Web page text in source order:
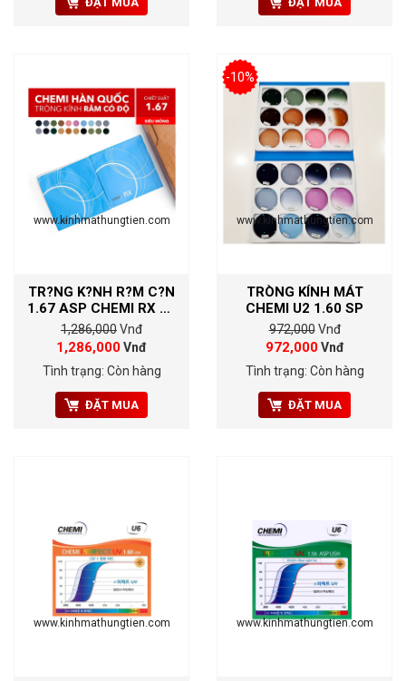
www.kinhmathungtien.com
TR?NG K?NH R?M C?N
1.67 ASP CHEMI RX U2
TINT
1,286,000Vnđ
1,286,000Vnđ
Tình trạng: Còn hàng
ĐẶT MUA
www.kinhmathungtien.com
-10%
TRÒNG KÍNH MÁT
CHEMI U2 1.60 SP
972,000Vnđ
972,000Vnđ
Tình trạng: Còn hàng
ĐẶT MUA
www.kinhmathungtien.com www.kinhmathungtien.com